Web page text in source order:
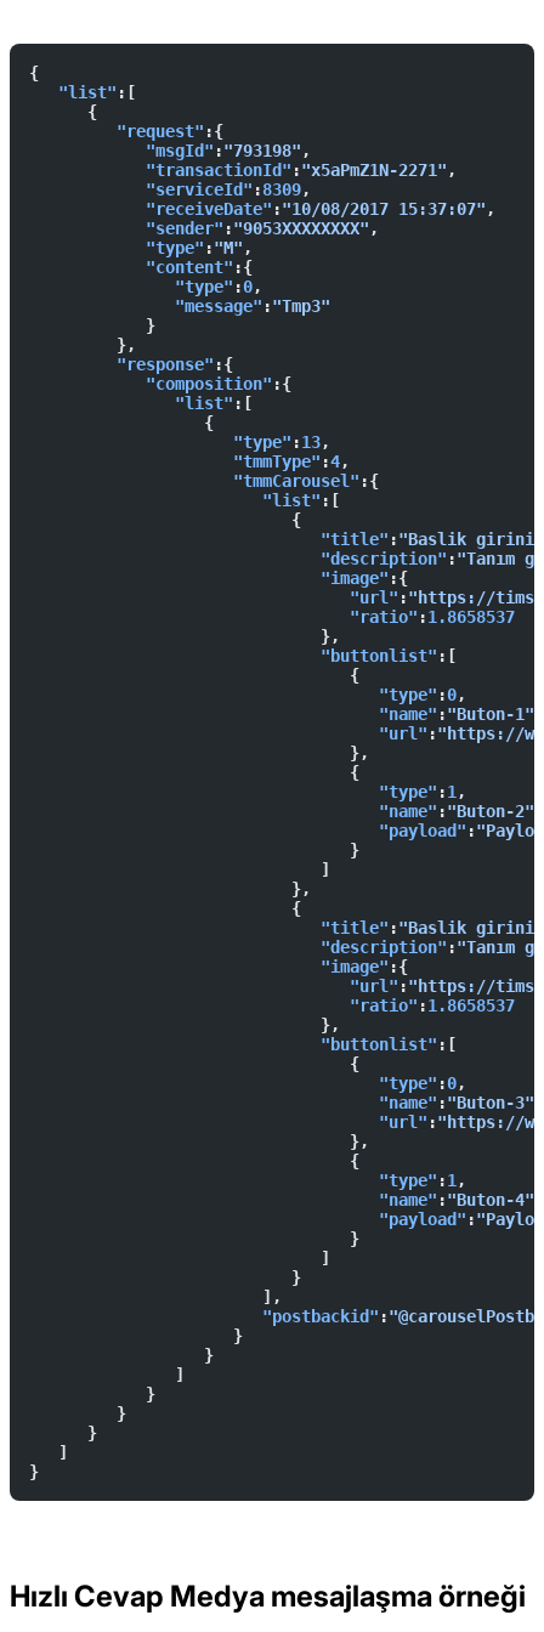
{
   "list"
:[
      {
         "request"
:{
            "msgId"
:"793198" ,
            "transactionId"
:"x5aPmZ1N-2271" ,
            "serviceId"
:8309,
            "receiveDate"
:"10/08/2017 15:37:07" ,
            "sender"
:"9053XXXXXXXX" ,
            "type"
:"M" ,
            "content"
:{
               "type"
:0,
               "message"
:"Tmp3"
            }
         },
         "response"
:{
            "composition"
:{
               "list"
:[
                  {
                     "type"
:13,
                     "tmmType"
:4,
                     "tmmCarousel"
:{
                        "list"
:[
                           {
                              "title"
:"Baslik
                              "description"
:"Tanım
                              "image"
:{
                                 "url"
:"https://
                                 "ratio"
:1.8658537
                              },
                              "buttonlist"
:[
                                 {
                                    "type"
:0,
                                    "name"
:"Buton-1"
                                    "url"
:"https://
                                 },
                                 {
                                    "type"
:1 ,
                                    "name"
:"Buton-2"
                                    "payload"
:
                                 }
                              ]
                           },
                           {
                              "title"
:"Baslik
                              "description"
:"Tanım
                              "image"
:{
                                 "url"
:"https://
                                 "ratio"
:1.8658537
                              },
                              "buttonlist"
:[
                                 {
                                    "type"
:0,
                                    "name"
:"Buton-3"
                                    "url"
:"https://
                                 },
                                 {
                                    "type"
:1 ,
                                    "name"
:"Buton-4"
                                    "payload"
:
                                 }
                              ]
                           }
                        ],
                        "postbackid"
:
                     }
                  }
               ]
            }
         }
      }
   ]
}
Hızlı Cevap Medya mesajlaşma örneği